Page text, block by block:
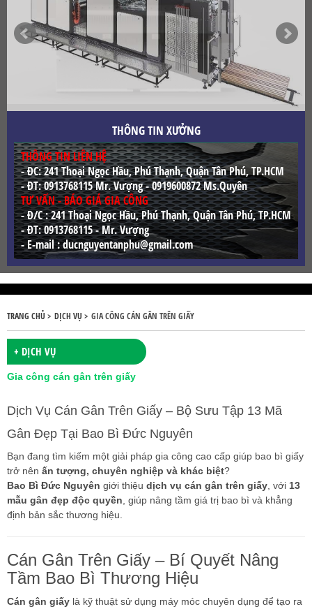
THÔNG TIN XƯỞNG
THÔNG TIN LIÊN HỆ
- ĐC: 241 Thoại Ngọc Hầu, Phú Thạnh, Quận Tân Phú, TP.HCM
- ĐT: 0913768115 Mr. Vượng - 0919600872 Ms.Quyên
TƯ VẤN - BÁO GIÁ GIA CÔNG
- Đ/C : 241 Thoại Ngọc Hầu, Phú Thạnh, Quận Tân Phú, TP.HCM
- ĐT: 0913768115 - Mr. Vượng
- E-mail : ducnguyentanphu@gmail.com
TRANG CHỦ > DỊCH VỤ > GIA CÔNG CÁN GÂN TRÊN GIẤY
+ DỊCH VỤ
Gia công cán gân trên giấy
Dịch Vụ Cán Gân Trên Giấy – Bộ Sưu Tập 13 Mã
Gân Đẹp Tại Bao Bì Đức Nguyên
Bạn đang tìm kiếm một giải pháp gia công cao cấp giúp bao bì giấy
trở nên ấn tượng, chuyên nghiệp và khác biệt?
Bao Bì Đức Nguyên giới thiệu dịch vụ cán gân trên giấy, với 13
mẫu gân đẹp độc quyền, giúp nâng tầm giá trị bao bì và khẳng
định bản sắc thương hiệu.
Cán Gân Trên Giấy – Bí Quyết Nâng
Tầm Bao Bì Thương Hiệu
Cán gân giấy là kỹ thuật sử dụng máy móc chuyên dụng để tạo ra